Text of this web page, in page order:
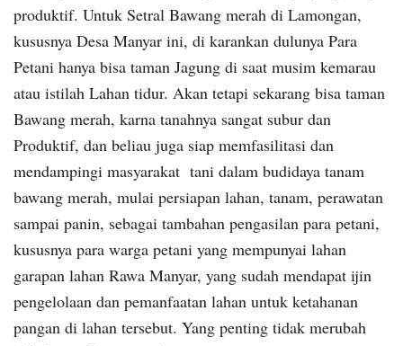
produktif. Untuk Setral Bawang merah di Lamongan,
kususnya Desa Manyar ini, di karankan dulunya Para
Petani hanya bisa taman Jagung di saat musim kemarau
atau istilah Lahan tidur. Akan tetapi sekarang bisa taman
Bawang merah, karna tanahnya sangat subur dan
Produktif, dan beliau juga siap memfasilitasi dan
mendampingi masyarakat tani dalam budidaya tanam
bawang merah, mulai persiapan lahan, tanam, perawatan
sampai panin, sebagai tambahan pengasilan para petani,
kususnya para warga petani yang mempunyai lahan
garapan lahan Rawa Manyar, yang sudah mendapat ijin
pengelolaan dan pemanfaatan lahan untuk ketahanan
pangan di lahan tersebut. Yang penting tidak merubah